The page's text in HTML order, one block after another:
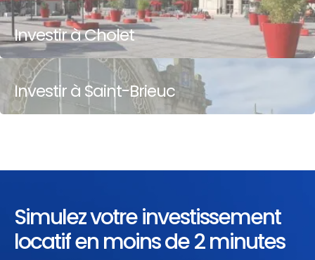
Investir à Cholet
Investir à Saint-Brieuc
Simulez votre investissement
locatif en moins de 2 minutes